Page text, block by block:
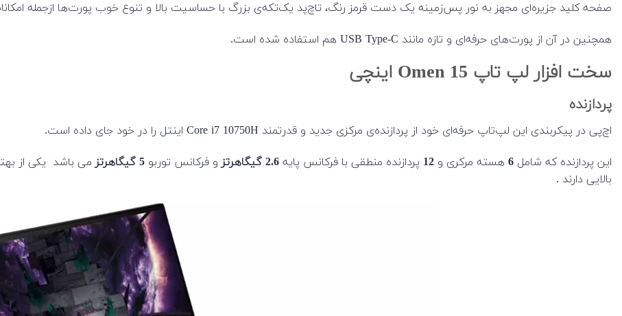
صفحه کلید جزیره‌ای مجهز به نور پس‌زمینه یک دست قرمز رنگ، تاچ‌پد یک‌تکه‌ی بزرگ با حساسیت بالا و تنوع خوب پورت‌ها ازجمله
همچنین در آن از پورت‌های حرفه‌ای و تازه مانند USB Type-C هم استفاده شده است.
سخت افزار لپ تاپ Omen 15 اینچی
پردازنده
اچ‌پی در پیکربندی این لپ‌تاپ حرفه‌ای خود از پردازنده‌ی مرکزی جدید و قدرتمند Core i7 10750H اینتل را در خود جای داده است.
این پردازنده که شامل 6 هسته مرکری و 12 پردازنده منطقی با فرکانس پایه 2.6 گیگاهرتز و فرکانس توربو
می باشد یکی از
بالایی دارند .